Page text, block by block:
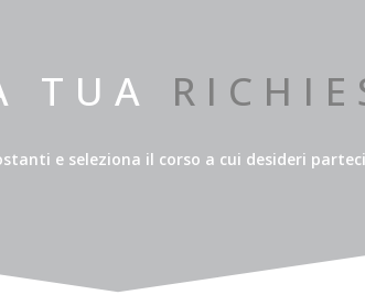
TUA
e seleziona il corso a cui desideri